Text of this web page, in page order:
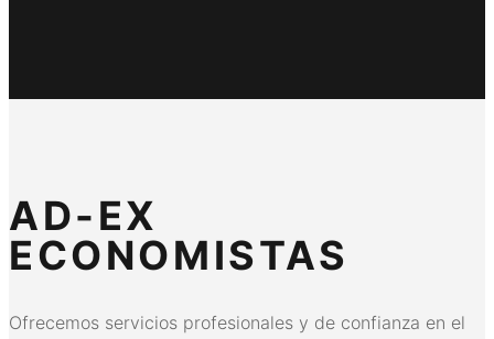
AD-EX
ECONOMISTAS
Ofrecemos servicios profesionales y de confianza en el